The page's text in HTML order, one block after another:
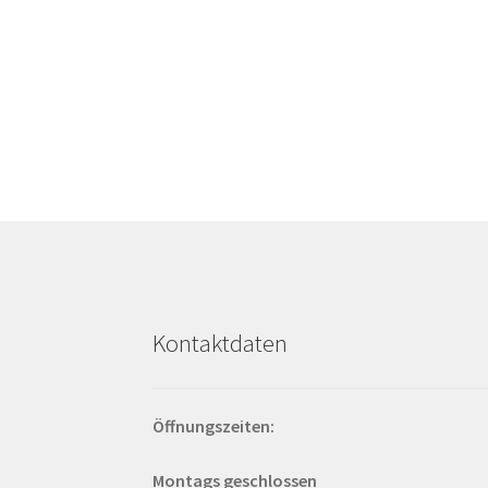
Kontaktdaten
Öffnungszeiten:
Montags geschlossen